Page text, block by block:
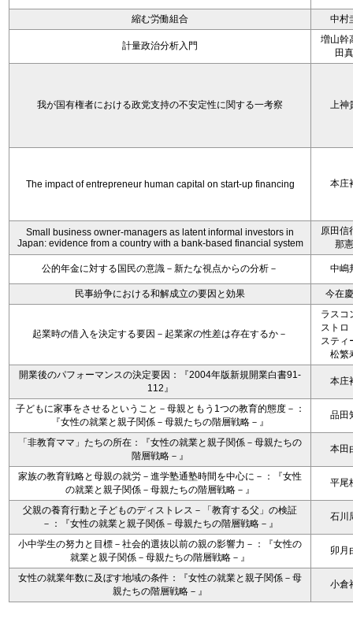
縮む労働組合 中村
計量政治分析入門
増山幹
田
我が国有権者における政党支持の不安定性に関する一考察 上神
The impact of entrepreneur human capital on start-up financing 本庄
Small business owner-managers as latent informal investors in
Japan: evidence from a country with a bank-based financial system
原田信
那
公的年金に対する国民の意識－新たな視点からの分析－ 中嶋
民事紛争における和解成立の要因と効果 今在
起業時の借入を決定する要因－起業家の性差は存在するか－
ラスコ
ストロ
スティ
松繁
開業後のパフォーマンスの決定要因：『2004年版新規開業白書91-
112』
本庄
子どもに家事をさせるということ－母親ともう1つの教育的態度－：
『女性の就業と親子関係－母親たちの階層戦略－』
品田
「非教育ママ」たちの所在：『女性の就業と親子関係－母親たちの
階層戦略－』
本田
家族の教育戦略と母親の就労－進学塾通塾時間を中心に－：『女性
の就業と親子関係－母親たちの階層戦略－』
平尾
父親の養育行動と子どものディストレス－「教育する父」の検証
－：『女性の就業と親子関係－母親たちの階層戦略－』
石川
小中学生の努力と目標－社会的選抜以前の親の影響力－：『女性の
就業と親子関係－母親たちの階層戦略－』
卯月
女性の就業年数に及ぼす地域の条件：『女性の就業と親子関係－母
親たちの階層戦略－』
小倉